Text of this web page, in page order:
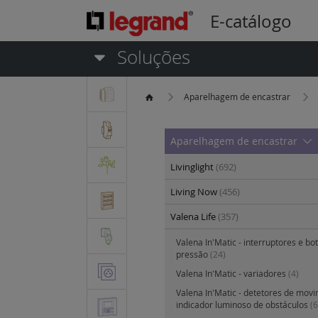
E-catálogo
Soluções
Aparelhagem de encastrar
Aparelhagem de encastrar
Livinglight(692)
Living Now(456)
Valena Life(357)
Valena In'Matic - interruptores e
pressão(24)
Valena In'Matic - variadores (4)
Valena In'Matic - detetores de
indicador luminoso de obstáculos